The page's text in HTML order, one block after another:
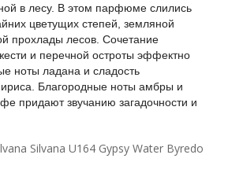
в лесу. В этом парфюме слились
цветущих степей, земляной
прохлады лесов. Сочетание
и перечной остроты эффектно
ноты ладана и сладость
Благородные ноты амбры и
придают звучанию загадочности и
Silvana U164 Gypsy Water Byredo